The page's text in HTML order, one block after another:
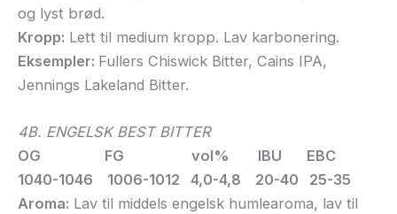
og lyst brød.
Kropp: Lett til medium kropp. Lav karbonering.
Eksempler: Fullers Chiswick Bitter, Cains IPA,
Jennings Lakeland Bitter.
4B. ENGELSK BEST BITTER
OG FG vol% IBU EBC
1040-1046 1006-1012 4,0-4,8 20-40 25-35
Aroma: Lav til middels engelsk humlearoma, lav til